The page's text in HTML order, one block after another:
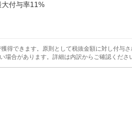
大付与率11%
得できます。原則として税抜金額に対し付与さ
場合があります。詳細は内訳からご確認くださ